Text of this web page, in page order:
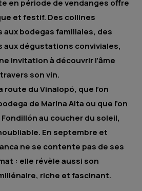
en période de vendanges offre
et festif. Des collines
bodegas familiales, des
aux dégustations conviviales,
invitation à découvrir l’âme
son vin.
route du Vinalopó, que l’on
de Marina Alta ou que l’on
au coucher du soleil,
En septembre et
ne se contente pas de ses
: elle révèle aussi son
riche et fascinant.